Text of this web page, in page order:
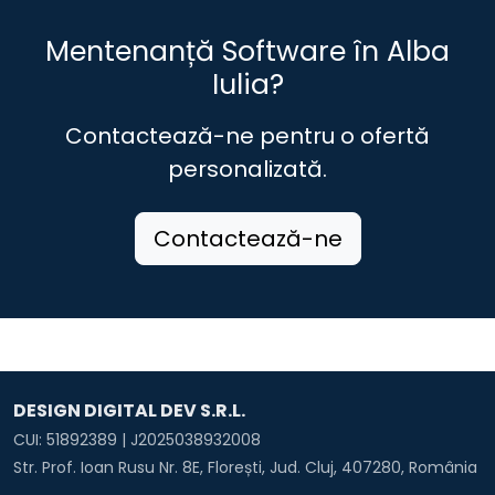
Comuna Săsciori
Comuna Scărişoara
Comuna Şibot
Comuna Stremţ
Comuna Şugag
Orașul Teiuş
Comuna Vadu Moţilor
Comuna Vinţu de Jos
Orașul Zlatna
Mentenanță Software în Alba
Iulia?
Contactează-ne pentru o ofertă
personalizată.
Contactează-ne
DESIGN DIGITAL DEV S.R.L.
CUI: 51892389 | J2025038932008
Str. Prof. Ioan Rusu Nr. 8E, Florești, Jud. Cluj, 407280, România